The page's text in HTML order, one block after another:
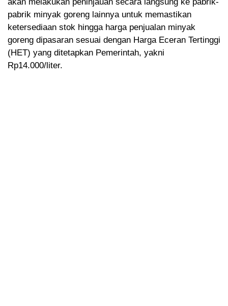
pabrik minyak goreng lainnya untuk memastikan
ketersediaan stok hingga harga penjualan minyak
goreng dipasaran sesuai dengan Harga Eceran Tertinggi
(HET) yang ditetapkan Pemerintah, yakni
Rp14.000/liter.